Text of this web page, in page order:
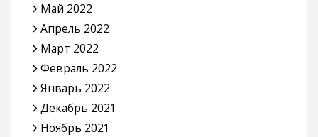
Май 2022
Апрель 2022
Март 2022
Февраль 2022
Январь 2022
Декабрь 2021
Ноябрь 2021